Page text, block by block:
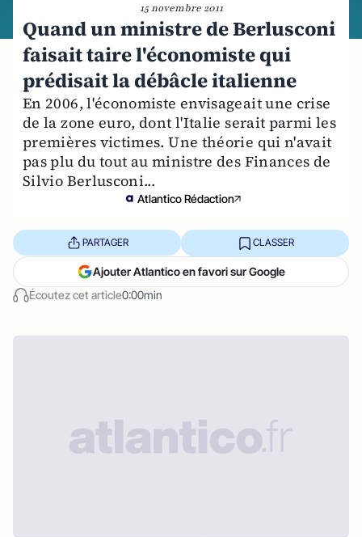
15 novembre 2011
Quand un ministre de Berlusconi
faisait taire l'économiste qui
prédisait la débâcle italienne
En 2006, l'économiste envisageait une crise
de la zone euro, dont l'Italie serait parmi les
premières victimes. Une théorie qui n'avait
pas plu du tout au ministre des Finances de
Silvio Berlusconi...
Atlantico Rédaction
Écoutez cet article0:00min
PARTAGER CLASSER
Ajouter Atlantico en favori sur Google